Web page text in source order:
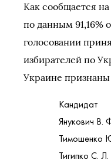
Как сообщается
по данным 91,16%
голосовании
избирателей по
Украине
Кандидат
Янукович В.
Тимошенко
Тигипко С. Л.